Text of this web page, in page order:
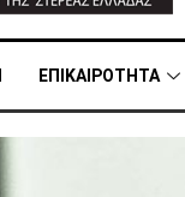
ΕΠΙΚΑΙΡΟΤΗΤΑ